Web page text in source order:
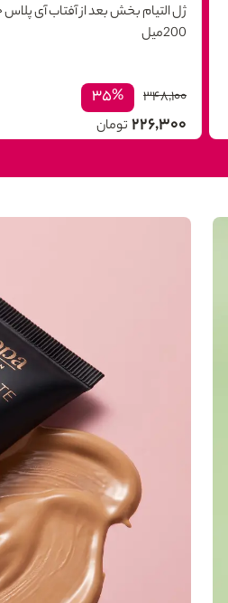
ژل التیام بخش بعد از آفتاب آی پلاس
200میل
۳۴۸,۱۰۰ ۳۵%
۲۲۶,۳۰۰ تومان